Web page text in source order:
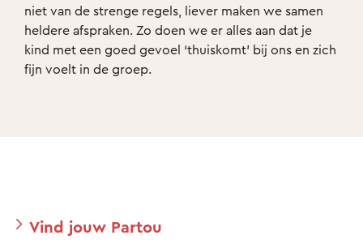
niet van de strenge regels, liever maken we samen
heldere afspraken. Zo doen we er alles aan dat je
kind met een goed gevoel ‘thuiskomt’ bij ons en zich
fijn voelt in de groep.
Vind jouw Partou